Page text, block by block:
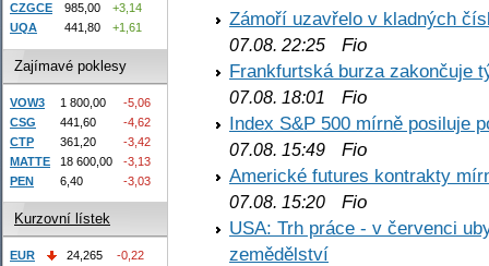
Zámoří uzavřelo v kladných
07.08. 22:25 Fio
Frankfurtská burza zakončuje
07.08. 18:01
Fio
Index S&P 500 mírně posiluje
07.08. 15:49 Fio
Americké futures kontrakty
07.08. 15:20 Fio
USA: Trh práce - v červenci
zemědělství
CZGCE
985,00
+3,14
UQA
441,80 +1,61
Zajímavé poklesy
VOW3 1 800,00
-5,06
CSG
441,60
-4,62
CTP
361,20
-3,42
MATTE
18 600,00
-3,13
PEN
6,40 -3,03
Kurzovní lístek
EUR 24,265
-0,22